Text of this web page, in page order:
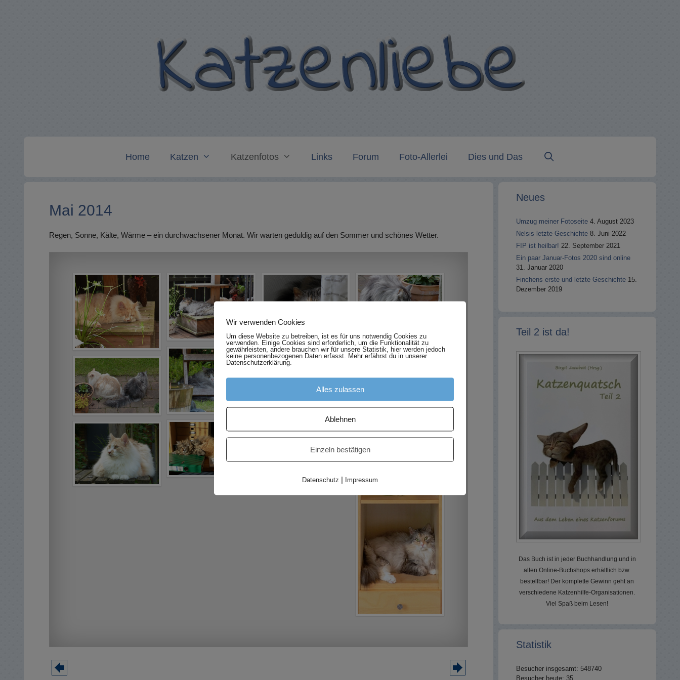
Home Katzen Katzenfotos Links Forum Foto-Allerlei Dies und Das
Mai 2014
Regen, Sonne, Kälte, Wärme – ein durchwachsener Monat. Wir warten geduldig auf den Sommer und schönes Wetter.
Neues
Umzug meiner Fotoseite 4. August 2023
Nelsis letzte Geschichte 8. Juni 2022
FIP ist heilbar! 22. September 2021
Ein paar Januar-Fotos 2020 sind online
31. Januar 2020
Finchens erste und letzte Geschichte 15.
Dezember 2019
Teil 2 ist da!
Das Buch ist in jeder Buchhandlung und in
allen Online-Buchshops erhältlich bzw.
bestellbar! Der komplette Gewinn geht an
verschiedene Katzenhilfe-Organisationen.
Viel Spaß beim Lesen!
Statistik
Besucher insgesamt: 548740
Besucher heute: 35
Wir verwenden Cookies
Um diese Website zu betreiben, ist es für uns notwendig Cookies zu
verwenden. Einige Cookies sind erforderlich, um die Funktionalität zu
gewährleisten, andere brauchen wir für unsere Statistik, hier werden jedoch
keine personenbezogenen Daten erfasst. Mehr erfährst du in unserer
Datenschutzerklärung.
Alles zulassen
Ablehnen
Einzeln bestätigen
Datenschutz | Impressum